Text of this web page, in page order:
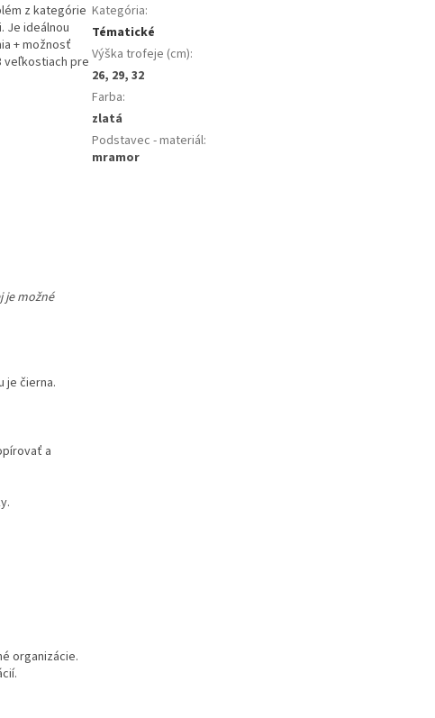
z kategórie
Je ideálnou
+ možnosť
veľkostiach pre
je možné
je čierna.
a
organizácie.
Kategória:
Tématické
Výška trofeje (cm):
26, 29, 32
Farba:
zlatá
Podstavec - materiál:
mramor